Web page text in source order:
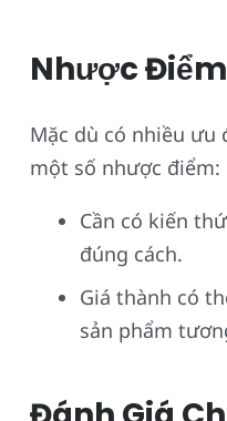
Nhược Điểm
Mặc dù có nhiều ưu
một số nhược điểm:
Cần có kiến
đúng cách.
Giá thành có
sản phẩm